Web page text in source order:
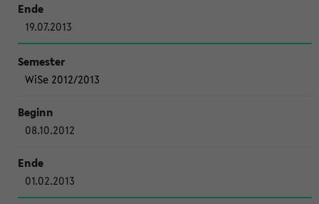
19.07.2013
WiSe 2012/2013
08.10.2012
01.02.2013